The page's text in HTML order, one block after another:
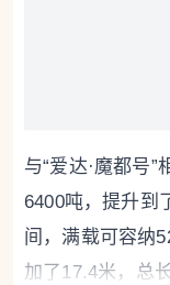
与“爱达·魔都号”
6400吨，提升到
间，满载可容纳
加了17.4米，总